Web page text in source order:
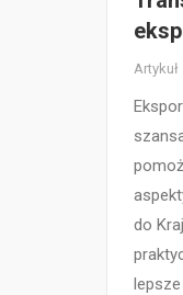
Artykuł
do